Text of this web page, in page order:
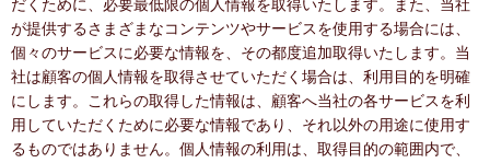
だくために、必要最低限の個人情報を取得いたします。また、当社
が提供するさまざまなコンテンツやサービスを使用する場合には、
個々のサービスに必要な情報を、その都度追加取得いたします。当
社は顧客の個人情報を取得させていただく場合は、利用目的を明確
にします。これらの取得した情報は、顧客へ当社の各サービスを利
用していただくために必要な情報であり、それ以外の用途に使用す
るものではありません。個人情報の利用は、取得目的の範囲内で、